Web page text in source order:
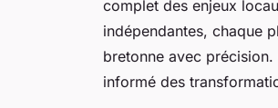
complet des enjeux
indépendantes, chaque
bretonne avec
informé des